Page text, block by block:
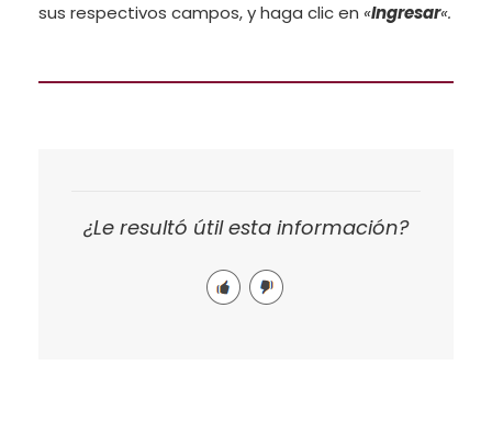
sus respectivos campos, y haga clic en «Ingresar«.
¿Le resultó útil esta información?